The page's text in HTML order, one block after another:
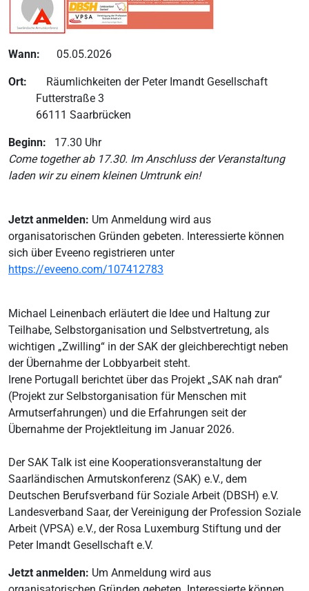
Wann: 05.05.2026
Ort:
Räumlichkeiten der Peter Imandt Gesellschaft
Futterstraße 3
66111 Saarbrücken
Beginn: 17.30 Uhr
Come together ab 17.30. Im Anschluss der Veranstaltung
laden wir zu einem kleinen Umtrunk ein!
Jetzt anmelden: Um Anmeldung wird aus
organisatorischen Gründen gebeten. Interessierte können
sich über Eveeno registrieren unter
https://eveeno.com/107412783
Michael Leinenbach erläutert die Idee und Haltung zur
Teilhabe, Selbstorganisation und Selbstvertretung, als
wichtigen „Zwilling“ in der SAK der gleichberechtigt neben
der Übernahme der Lobbyarbeit steht.
Irene Portugall berichtet über das Projekt „SAK nah dran“
(Projekt zur Selbstorganisation für Menschen mit
Armutserfahrungen) und die Erfahrungen seit der
Übernahme der Projektleitung im Januar 2026.
Der SAK Talk ist eine Kooperationsveranstaltung der
Saarländischen Armutskonferenz (SAK) e.V., dem
Deutschen Berufsverband für Soziale Arbeit (DBSH) e.V.
Landesverband Saar, der Vereinigung der Profession Soziale
Arbeit (VPSA) e.V., der Rosa Luxemburg Stiftung und der
Peter Imandt Gesellschaft e.V.
Jetzt anmelden: Um Anmeldung wird aus